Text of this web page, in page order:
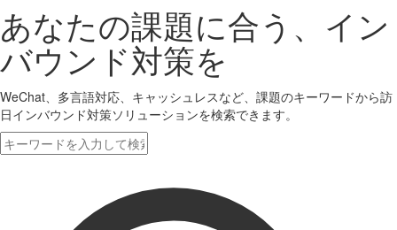
あなたの課題に合う、イン
バウンド対策を
WeChat、多言語対応、キャッシュレスなど、課題のキーワードから訪
日インバウンド対策ソリューションを検索できます。